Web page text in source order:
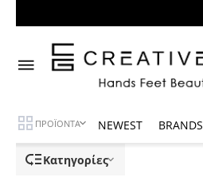
ΠΡΟΪΟΝΤΑ NEWEST BRANDS
Κατηγορίες